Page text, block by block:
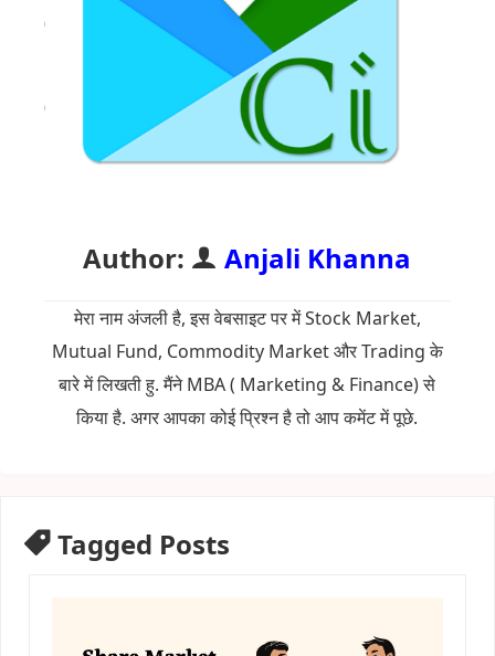
Author: Anjali Khanna
मेरा नाम अंजली है, इस वेबसाइट पर में Stock Market,
Mutual Fund, Commodity Market और Trading के
बारे में लिखती हु. मैंने MBA ( Marketing & Finance) से
किया है. अगर आपका कोई प्रिश्न है तो आप कमेंट में पूछे.
Tagged Posts